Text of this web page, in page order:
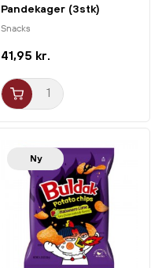
Pandekager (3stk)
195g...
Snacks
41,95 kr.
Ny